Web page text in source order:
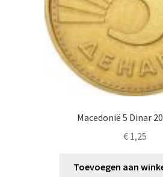
Macedonië 5 Dinar
€1,25
Toevoegen aan